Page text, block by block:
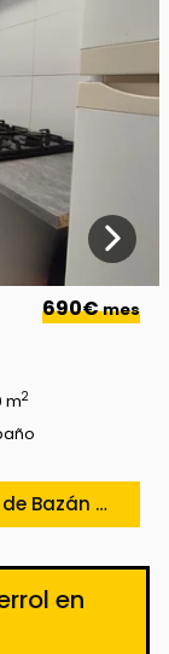
690€mes
m2
2º Piso reformado en viviendas de Bazán Caranza
en